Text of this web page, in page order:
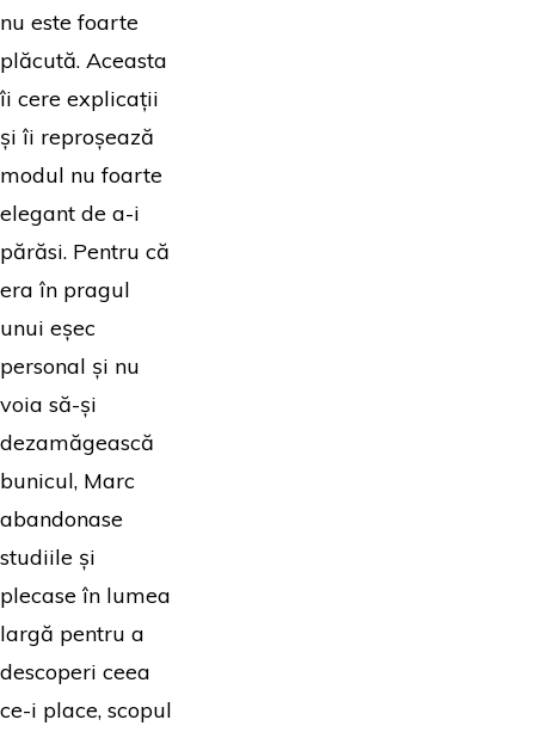
nu este foarte
plăcută. Aceasta
îi cere explicații
și îi reproșează
modul nu foarte
elegant de a-i
părăsi. Pentru că
era în pragul
unui eșec
personal și nu
voia să-și
dezamăgească
bunicul, Marc
abandonase
studiile și
plecase în lumea
largă pentru a
descoperi ceea
ce-i place, scopul